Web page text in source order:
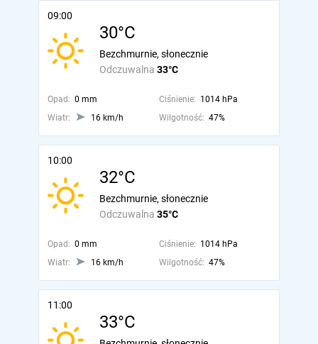
09:00
30°C
Odczuwalna 33°C
Bezchmurnie, słonecznie
Opad: 0 mm Ciśnienie: 1014 hPa
Wiatr:
16 km/h Wilgotność: 47%
10:00
32°C
Odczuwalna 35°C
Bezchmurnie, słonecznie
Opad: 0 mm Ciśnienie: 1014 hPa
Wiatr:
16 km/h Wilgotność: 47%
11:00
33°C